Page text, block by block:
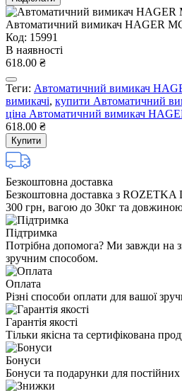
Автоматичний вимикач HAGER
Код: 15991
В наявності
618.00 ₴
Теги: Автоматичний вимикач
вимикачі, купити Автоматичний
ціна Автоматичний вимикач
618.00 ₴
Купити
Безкоштовна доставка
Безкоштовна доставка з ROZETKA
300 грн, вагою до 30кг та
Підтримка
Потрібна допомога? Ми завжди на
зручним способом.
Оплата
Різні способи оплати для вашої
Гарантія якості
Тільки якісна та сертифікована
Бонуси
Бонуси та подарунки для постійних